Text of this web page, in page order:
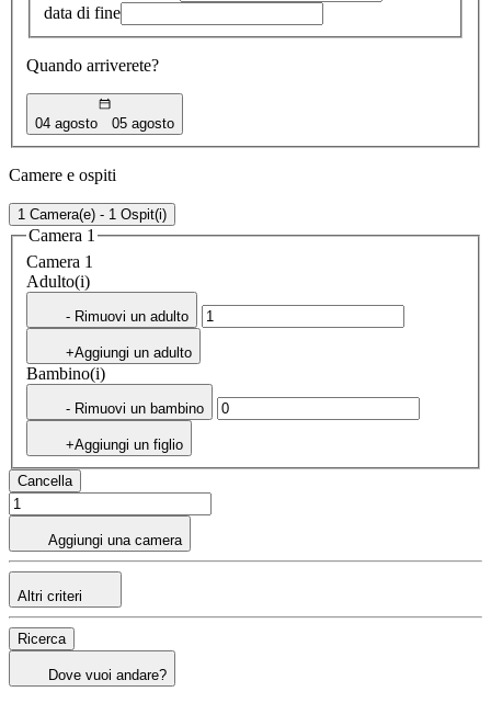
data di fine
Quando arriverete?
04 agosto 05 agosto
Camere e ospiti
1 Camera(e) - 1 Ospit(i)
Camera 1
Camera 1
Adulto(i)
- Rimuovi un adulto
+Aggiungi un adulto
Bambino(i)
- Rimuovi un bambino
+Aggiungi un figlio
Cancella
Aggiungi una camera
Altri criteri
Ricerca
Dove vuoi andare?